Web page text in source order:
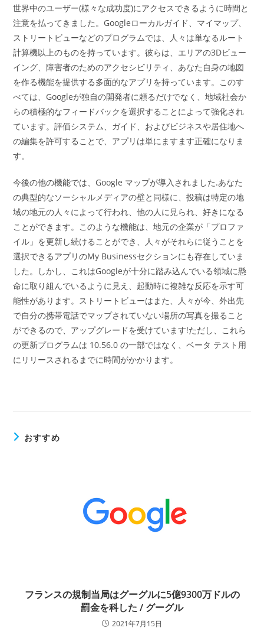
世界中のユーザー(様々な成功度)にアクセスできるように時間と
注意を払ってきました。Googleローカルガイド、マイマップ、
ストリートビューなどのプログラムでは、人々は単なるルート
計算機以上のものを持っています。彼らは、エリアの3Dビュー
イング、障害者のためのアクセシビリティ、あなた自身の地図
を作る機能を提供する多面的なアプリを持っています。このす
べては、Googleが独自の開発者に頼るだけでなく、地域社会か
らの積極的なフィードバックを選択することによって強化され
ています。評価システム、ガイド、およびビジネスや居住地へ
の編集を許可することで、アプリは単にますます正確になりま
す。
今後の他の機能では、Google マップが導入されました.あなた
の典型的なソーシャルメディアの壁と同様に、投稿は特定の地
域の地元の人々によって行われ、他の人に見られ、好きになる
ことができます。このような機能は、地元の企業が「プロファ
イル」を更新し続けることができ、人々がそれらに従うことを
選択できるアプリのMy Businessセクションにも存在していま
した。しかし、これはGoogleが十分に踏み込んでいる領域に懸
命に取り組んでいるように見え、起動時に複雑な反応を示す可
能性があります。ストリートビューはまた、人々が今、外出先
で自分の携帯電話でマップされていない場所の写真を撮ること
ができるので、アップグレードを受けています!ただし、これら
の更新プログラムは 10.56.0 の一部ではなく、ベータ テスト用
にリリースされるまでに時間がかかります。
おすすめ
フランスの規制当局はグーグルに5億9300万ドルの
罰金を科した / グーグル
2021年7月15日